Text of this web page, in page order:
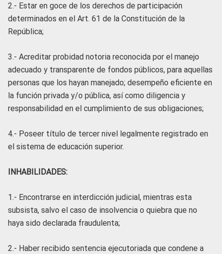
2.- Estar en goce de los derechos de participación
determinados en el Art. 61 de la Constitución de la
República;
3.- Acreditar probidad notoria reconocida por el manejo
adecuado y transparente de fondos públicos, para aquellas
personas que los hayan manejado; desempeño eficiente en
la función privada y/o pública, así como diligencia y
responsabilidad en el cumplimiento de sus obligaciones;
4.- Poseer título de tercer nivel legalmente registrado en
el sistema de educación superior.
INHABILIDADES:
1.- Encontrarse en interdicción judicial, mientras esta
subsista, salvo el caso de insolvencia o quiebra que no
haya sido declarada fraudulenta;
2.- Haber recibido sentencia ejecutoriada que condene a